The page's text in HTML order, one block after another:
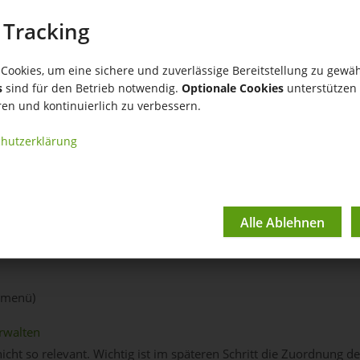
einrichten und nutzen
lege in derApp Produkte → Einstellungen →
so relevant. Wichtig ist im späteren Schritt die Zuordnung
um eine sichere und zuverlässige Bereitstellung zu
sind für den Betrieb notwendig. Optionale Cookies unterstützen
und kontinuierlich zu verbessern.